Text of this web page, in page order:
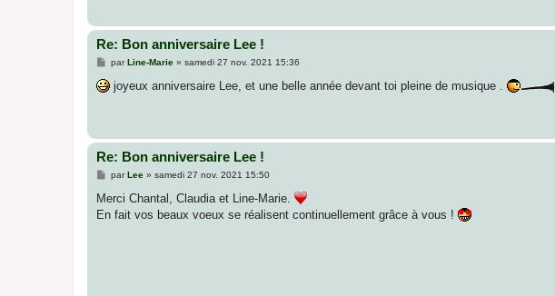
Re: Bon anniversaire Lee !
M
s
s
parLine-Marie» samedi 27 nov. 2021 15:36
joyeux anniversaire Lee, et une belle année devant toi pleine de musique .
Re: Bon anniversaire Lee !
M
s
a
parLee» samedi 27 nov. 2021 15:50
Merci Chantal, Claudia et Line-Marie.
En fait vos beaux voeux se réalisent continuellement grâce à vous !